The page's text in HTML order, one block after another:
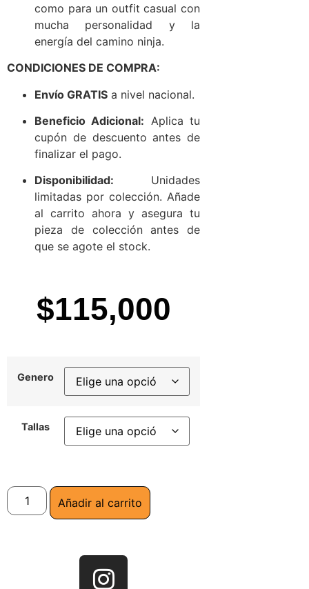
como para un outfit casual con
mucha personalidad y la
energía del camino ninja.
CONDICIONES DE COMPRA:
Envío GRATIS a nivel nacional.
Beneficio Adicional: Aplica tu
cupón de descuento antes de
finalizar el pago.
Disponibilidad: Unidades
limitadas por colección. Añade
al carrito ahora y asegura tu
pieza de colección antes de
que se agote el stock.
$115,000
Genero
Tallas
Añadir al carrito